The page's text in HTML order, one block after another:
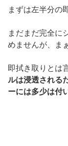
まずは左半分の
まだまだ完全に
めませんが、ま
即拭き取りとは
ルは浸透される
ーには多少は付